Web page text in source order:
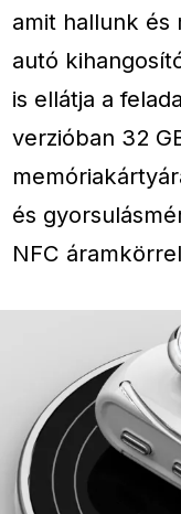
amit hallunk és
autó
is ellátja a
verzióban 32
és
NFC